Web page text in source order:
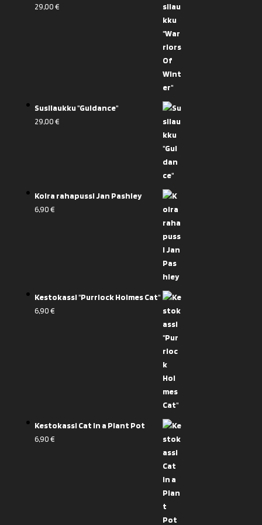
29,00€
Susilaukku "Guidance"
29,00€
Koira rahapussi Jan Pashley
6,90€
Kestokassi "Purrlock Holmes Cat"
6,90€
Kestokassi Cat in a Plant Pot
6,90€